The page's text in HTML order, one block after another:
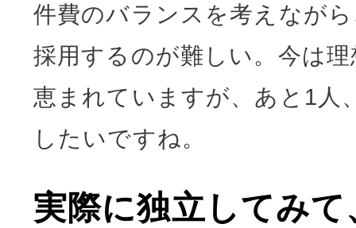
件費のバランスを考えなが
採用するのが難しい。今は
恵まれていますが、あと1人
したいですね。
実際に独立してみ